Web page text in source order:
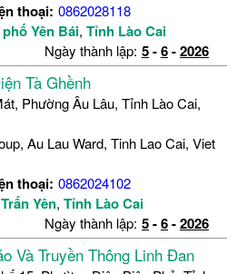
thoại: 0862028118
Yên Bái, Tỉnh Lào Cai
Ngày thành lập: 5-6-2026
Tà Ghềnh
Phường Âu Lâu, Tỉnh Lào Cai,
Au Lau Ward, Tinh Lao Cai, Viet
thoại: 0862024102
Yên, Tỉnh Lào Cai
Ngày thành lập: 5-6-2026
Và Truyền Thông Linh Đan